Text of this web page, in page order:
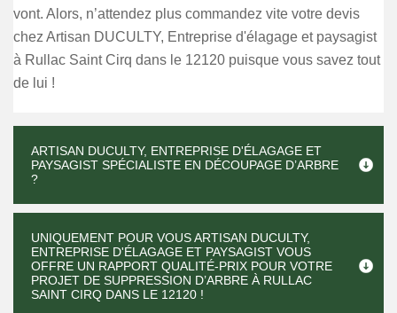
vont. Alors, n’attendez plus commandez vite votre devis
chez Artisan DUCULTY, Entreprise d'élagage et paysagist
à Rullac Saint Cirq dans le 12120 puisque vous savez tout
de lui !
ARTISAN DUCULTY, ENTREPRISE D'ÉLAGAGE ET
PAYSAGIST SPÉCIALISTE EN DÉCOUPAGE D’ARBRE
?
UNIQUEMENT POUR VOUS ARTISAN DUCULTY,
ENTREPRISE D'ÉLAGAGE ET PAYSAGIST VOUS
OFFRE UN RAPPORT QUALITÉ-PRIX POUR VOTRE
PROJET DE SUPPRESSION D’ARBRE À RULLAC
SAINT CIRQ DANS LE 12120 !